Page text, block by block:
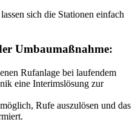
sich die Stationen einfach
Umbaumaßnahme:
Rufanlage bei laufendem
eine Interimslösung zur
Rufe auszulösen und das